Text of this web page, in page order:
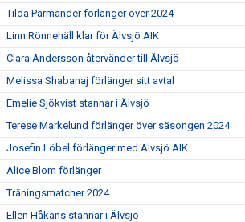
Tilda Parmander förlänger över 2024
Linn Rönnehäll klar för Älvsjö AIK
Clara Andersson återvänder till Älvsjö
Melissa Shabanaj förlänger sitt avtal
Emelie Sjökvist stannar i Älvsjö
Terese Markelund förlänger över säsongen 2024
Josefin Löbel förlänger med Älvsjö AIK
Alice Blom förlänger
Träningsmatcher 2024
Ellen Håkans stannar i Älvsjö